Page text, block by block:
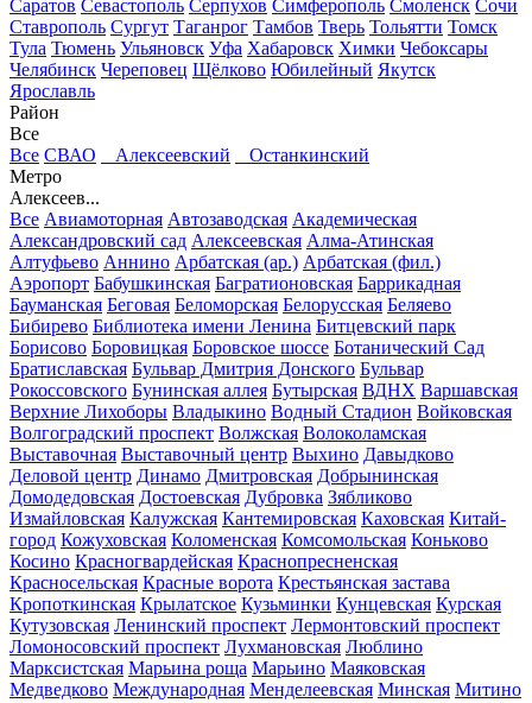
Саратов Севастополь Серпухов Симферополь Смоленск Сочи
Ставрополь Сургут Таганрог Тамбов Тверь Тольятти Томск
Тула Тюмень Ульяновск Уфа Хабаровск Химки Чебоксары
Челябинск Череповец Щёлково Юбилейный Якутск
Ярославль
Район
Все
Все СВАО Алексеевский
Останкинский
Метро
Алексеев...
Все Авиамоторная Автозаводская Академическая
Александровский сад Алексеевская Алма-Атинская
Алтуфьево Аннино Арбатская (ар.) Арбатская (фил.)
Аэропорт Бабушкинская Багратионовская Баррикадная
Бауманская Беговая Беломорская Белорусская Беляево
Бибирево Библиотека имени Ленина Битцевский парк
Борисово Боровицкая Боровское шоссе Ботанический Сад
Братиславская Бульвар Дмитрия Донского Бульвар
Рокоссовского Бунинская аллея Бутырская ВДНХ Варшавская
Верхние Лихоборы Владыкино Водный Стадион Войковская
Волгоградский проспект Волжская Волоколамская
Выставочная Выставочный центр Выхино Давыдково
Деловой центр Динамо Дмитровская Добрынинская
Домодедовская Достоевская Дубровка Зябликово
Измайловская Калужская Кантемировская Каховская Китай-
город Кожуховская Коломенская Комсомольская Коньково
Косино Красногвардейская Краснопресненская
Красносельская Красные ворота Крестьянская застава
Кропоткинская Крылатское Кузьминки Кунцевская Курская
Кутузовская Ленинский проспект Лермонтовский проспект
Ломоносовский проспект Лухмановская Люблино
Марксистская Марьина роща Марьино Маяковская
Медведково Международная Менделеевская Минская Митино